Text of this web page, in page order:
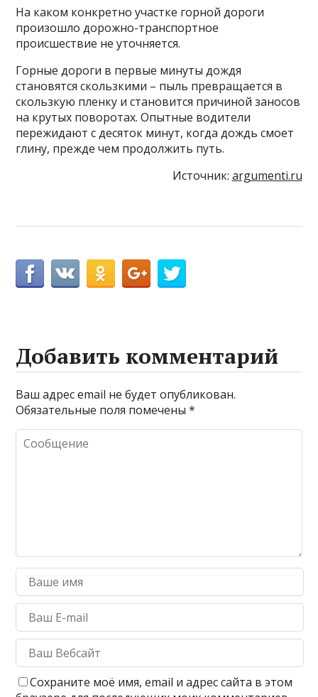
На каком конкретно участке горной дороги
произошло дорожно-транспортное
происшествие не уточняется.
Горные дороги в первые минуты дождя
становятся скользкими – пыль превращается в
скользкую пленку и становится причиной заносов
на крутых поворотах. Опытные водители
пережидают с десяток минут, когда дождь смоет
глину, прежде чем продолжить путь.
Источник: argumenti.ru
Добавить комментарий
Ваш адрес email не будет опубликован.
Обязательные поля помечены*
Сохраните моё имя, email и адрес сайта в этом